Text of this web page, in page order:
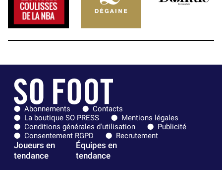
Abonnements
Contacts
La boutique SO PRESS
Mentions légales
Conditions générales d'utilisation
Publicité
Consentement RGPD
Recrutement
Joueurs en
tendance
Équipes en
tendance